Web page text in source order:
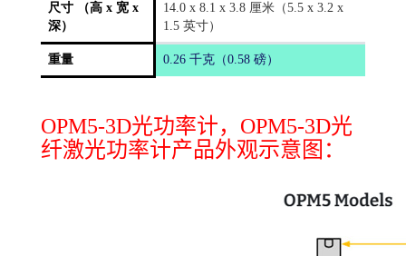
尺寸 （高 x 宽 x
深）
14.0 x 8.1 x 3.8 厘米（5.5 x 3.2 x
1.5 英寸）
重量 0.26 千克（0.58 磅）
OPM5-3D光功率计，OPM5-3D光
纤激光功率计产品外观示意图：